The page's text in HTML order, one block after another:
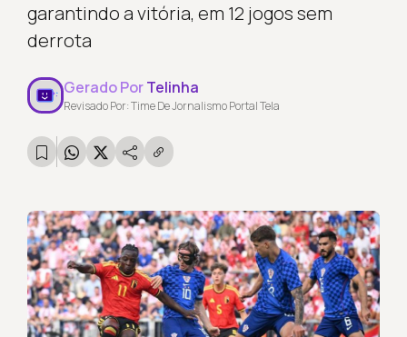
garantindo a vitória, em 12 jogos sem
derrota
Gerado PorTelinha
Revisado Por: Time De Jornalismo Portal Tela